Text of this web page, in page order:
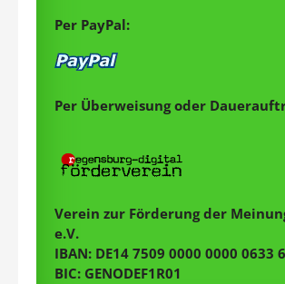
Per PayPal:
Per Überweisung oder
Verein zur Förderung der
e.V.
IBAN: DE14 7509 0000 0000 0633
BIC: GENODEF1R01